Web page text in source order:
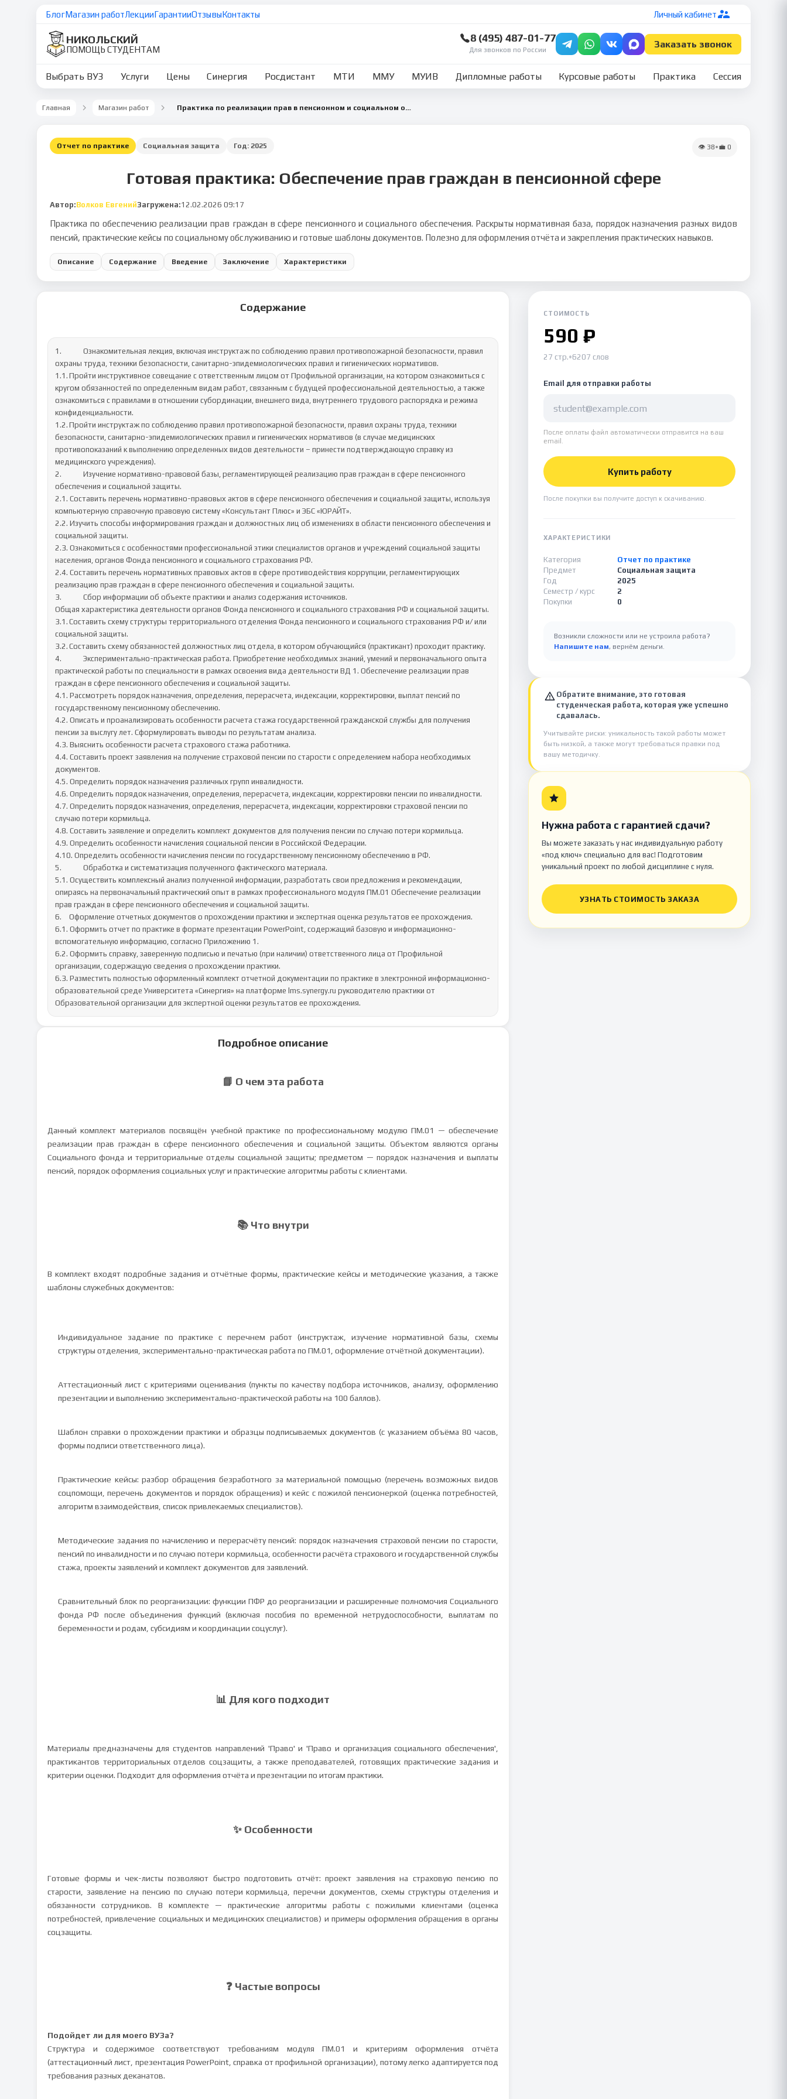
БлогМагазин работЛекцииГарантииОтзывыКонтакты Личный кабинет
НИКОЛЬСКИЙ
ПОМОЩЬ СТУДЕНТАМ
8 (495) 487-01-77
Для звонков по России
Заказать звонок
Выбрать ВУЗ Услуги Цены Синергия Росдистант МТИ ММУ МУИВ Дипломные работы Курсовые работы Практика Сессия
Главная Магазин работ Практика по реализации прав в пенсионном и социальном обеспечении
Отчет по практике Социальная защита Год: 2025 👁 38•💼 0
Готовая практика: Обеспечение прав граждан в пенсионной сфере
Автор:Волков ЕвгенийЗагружена:12.02.2026 09:17
Практика по обеспечению реализации прав граждан в сфере пенсионного и социального обеспечения. Раскрыты нормативная база, порядок назначения разных видов
пенсий, практические кейсы по социальному обслуживанию и готовые шаблоны документов. Полезно для оформления отчёта и закрепления практических навыков.
Описание Содержание Введение Заключение Характеристики
Содержание
1.		Ознакомительная лекция, включая инструктаж по соблюдению правил противопожарной безопасности, правил
охраны труда, техники безопасности, санитарно-эпидемиологических правил и гигиенических нормативов.
1.1.	Пройти инструктивное совещание с ответственным лицом от Профильной организации, на котором ознакомиться с
кругом обязанностей по определенным видам работ, связанным с будущей профессиональной деятельностью, а также
ознакомиться с правилами в отношении субординации, внешнего вида, внутреннего трудового распорядка и режима
конфиденциальности.
1.2.	Пройти инструктаж по соблюдению правил противопожарной безопасности, правил охраны труда, техники
безопасности, санитарно-эпидемиологических правил и гигиенических нормативов (в случае медицинских
противопоказаний к выполнению определенных видов деятельности – принести подтверждающую справку из
медицинского учреждения).
2.		Изучение нормативно-правовой базы, регламентирующей реализацию прав граждан в сфере пенсионного
обеспечения и социальной защиты.
2.1. Составить перечень нормативно-правовых актов в сфере пенсионного обеспечения и социальной защиты, используя
компьютерную справочную правовую систему «Консультант Плюс» и ЭБС «ЮРАЙТ».
2.2. Изучить способы информирования граждан и должностных лиц об изменениях в области пенсионного обеспечения и
социальной защиты.
2.3. Ознакомиться с особенностями профессиональной этики специалистов органов и учреждений социальной защиты
населения, органов Фонда пенсионного и социального страхования РФ.
2.4. Составить перечень нормативных правовых актов в сфере противодействия коррупции, регламентирующих
реализацию прав граждан в сфере пенсионного обеспечения и социальной защиты.
3.		Сбор информации об объекте практики и анализ содержания источников.
Общая характеристика деятельности органов Фонда пенсионного и социального страхования РФ и социальной защиты.
3.1.	Составить схему структуры территориального отделения Фонда пенсионного и социального страхования РФ и/ или
социальной защиты.
3.2.	Составить схему обязанностей должностных лиц отдела, в котором обучающийся (практикант) проходит практику.
4.		Экспериментально-практическая работа. Приобретение необходимых знаний, умений и первоначального опыта
практической работы по специальности в рамках освоения вида деятельности ВД 1. Обеспечение реализации прав
граждан в сфере пенсионного обеспечения и социальной защиты.
4.1. Рассмотреть порядок назначения, определения, перерасчета, индексации, корректировки, выплат пенсий по
государственному пенсионному обеспечению.
4.2. Описать и проанализировать особенности расчета стажа государственной гражданской службы для получения
пенсии за выслугу лет. Сформулировать выводы по результатам анализа.
4.3. Выяснить особенности расчета страхового стажа работника.
4.4. Составить проект заявления на получение страховой пенсии по старости с определением набора необходимых
документов.
4.5. Определить порядок назначения различных групп инвалидности.
4.6. Определить порядок назначения, определения, перерасчета, индексации, корректировки пенсии по инвалидности.
4.7. Определить порядок назначения, определения, перерасчета, индексации, корректировки страховой пенсии по
случаю потери кормильца.
4.8. Составить заявление и определить комплект документов для получения пенсии по случаю потери кормильца.
4.9. Определить особенности начисления социальной пенсии в Российской Федерации.
4.10. Определить особенности начисления пенсии по государственному пенсионному обеспечению в РФ.
5.		Обработка и систематизация полученного фактического материала.
5.1. Осуществить комплексный анализ полученной информации, разработать свои предложения и рекомендации,
опираясь на первоначальный практический опыт в рамках профессионального модуля ПМ.01 Обеспечение реализации
прав граждан в сфере пенсионного обеспечения и социальной защиты.
6.	Оформление отчетных документов о прохождении практики и экспертная оценка результатов ее прохождения.
6.1. Оформить отчет по практике в формате презентации PowerPoint, содержащий базовую и информационно-
вспомогательную информацию, согласно Приложению 1.
6.2. Оформить справку, заверенную подписью и печатью (при наличии) ответственного лица от Профильной
организации, содержащую сведения о прохождении практики.
6.3. Разместить полностью оформленный комплект отчетной документации по практике в электронной информационно-
образовательной среде Университета «Синергия» на платформе lms.synergy.ru руководителю практики от
Образовательной организации для экспертной оценки результатов ее прохождения.
Подробное описание
📘 О чем эта работа
Данный комплект материалов посвящён учебной практике по профессиональному модулю ПМ.01 — обеспечение
реализации прав граждан в сфере пенсионного обеспечения и социальной защиты. Объектом являются органы
Социального фонда и территориальные отделы социальной защиты; предметом — порядок назначения и выплаты
пенсий, порядок оформления социальных услуг и практические алгоритмы работы с клиентами.
📚 Что внутри
В комплект входят подробные задания и отчётные формы, практические кейсы и методические указания, а также
шаблоны служебных документов:
Индивидуальное задание по практике с перечнем работ (инструктаж, изучение нормативной базы, схемы
структуры отделения, экспериментально-практическая работа по ПМ.01, оформление отчётной документации).
Аттестационный лист с критериями оценивания (пункты по качеству подбора источников, анализу, оформлению
презентации и выполнению экспериментально-практической работы на 100 баллов).
Шаблон справки о прохождении практики и образцы подписываемых документов (с указанием объёма 80 часов,
формы подписи ответственного лица).
Практические кейсы: разбор обращения безработного за материальной помощью (перечень возможных видов
соцпомощи, перечень документов и порядок обращения) и кейс с пожилой пенсионеркой (оценка потребностей,
алгоритм взаимодействия, список привлекаемых специалистов).
Методические задания по начислению и перерасчёту пенсий: порядок назначения страховой пенсии по старости,
пенсий по инвалидности и по случаю потери кормильца, особенности расчёта страхового и государственной службы
стажа, проекты заявлений и комплект документов для заявлений.
Сравнительный блок по реорганизации: функции ПФР до реорганизации и расширенные полномочия Социального
фонда РФ после объединения функций (включая пособия по временной нетрудоспособности, выплатам по
беременности и родам, субсидиям и координации соцуслуг).
📊 Для кого подходит
Материалы предназначены для студентов направлений 'Право' и 'Право и организация социального обеспечения',
практикантов территориальных отделов соцзащиты, а также преподавателей, готовящих практические задания и
критерии оценки. Подходит для оформления отчёта и презентации по итогам практики.
✨ Особенности
Готовые формы и чек-листы позволяют быстро подготовить отчёт: проект заявления на страховую пенсию по
старости, заявление на пенсию по случаю потери кормильца, перечни документов, схемы структуры отделения и
обязанности сотрудников. В комплекте — практические алгоритмы работы с пожилыми клиентами (оценка
потребностей, привлечение социальных и медицинских специалистов) и примеры оформления обращения в органы
соцзащиты.
❓ Частые вопросы
Подойдет ли для моего ВУЗа?
Структура и содержимое соответствуют требованиям модуля ПМ.01 и критериям оформления отчёта
(аттестационный лист, презентация PowerPoint, справка от профильной организации), потому легко адаптируется под
требования разных деканатов.
СТОИМОСТЬ
590 ₽
27 стр.•6207 слов
Email для отправки работы
После оплаты файл автоматически отправится на ваш
email.
Купить работу
После покупки вы получите доступ к скачиванию.
ХАРАКТЕРИСТИКИ
Категория
Отчет по практике
Предмет
Социальная защита
Год
2025
Семестр / курс
2
Покупки
0
Возникли сложности или не устроила работа?
Напишите нам, вернём деньги.
Обратите внимание, это готовая
студенческая работа, которая уже успешно
сдавалась.
Учитывайте риски: уникальность такой работы может
быть низкой, а также могут требоваться правки под
вашу методичку.
Нужна работа с гарантией сдачи?
Вы можете заказать у нас индивидуальную работу
«под ключ» специально для вас! Подготовим
уникальный проект по любой дисциплине с нуля.
УЗНАТЬ СТОИМОСТЬ ЗАКАЗА